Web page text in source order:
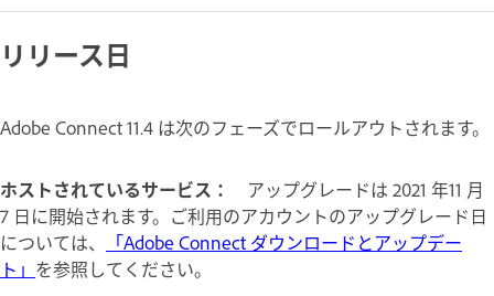
リリース日
Adobe Connect 11.4 は次のフェーズでロールアウトされます。
ホストされているサービス：
アップグレードは 2021 年11 月
7 日に開始されます。ご利用のアカウントのアップグレード日
については、
「Adobe Connect ダウンロードとアップデー
ト」 を参照してください。